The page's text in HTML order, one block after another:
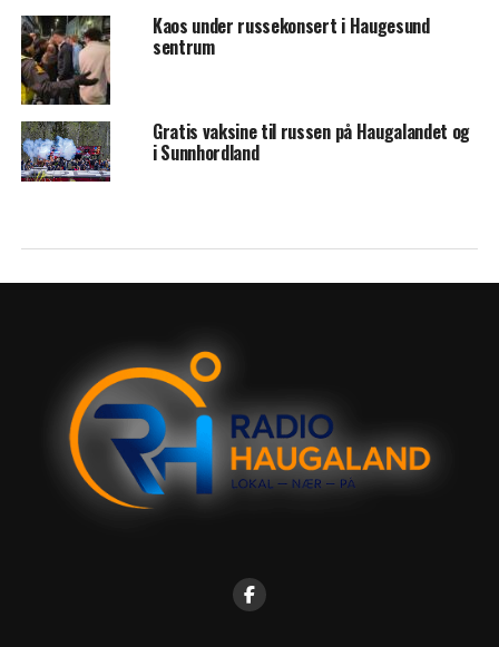
Kaos under russekonsert i Haugesund
sentrum
Gratis vaksine til russen på Haugalandet og
i Sunnhordland